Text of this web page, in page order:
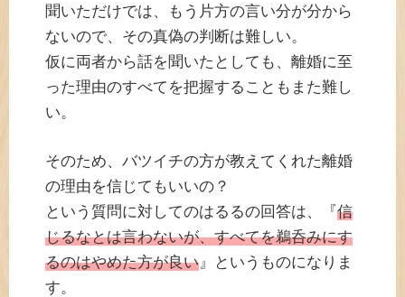
聞いただけでは、もう片方の言い分が分から
ないので、その真偽の判断は難しい。
仮に両者から話を聞いたとしても、離婚に至
った理由のすべてを把握することもまた難し
い。
そのため、バツイチの方が教えてくれた離婚
の理由を信じてもいいの？
という質問に対してのはるるの回答は、『信
じるなとは言わないが、すべてを鵜呑みにす
るのはやめた方が良い』というものになりま
す。